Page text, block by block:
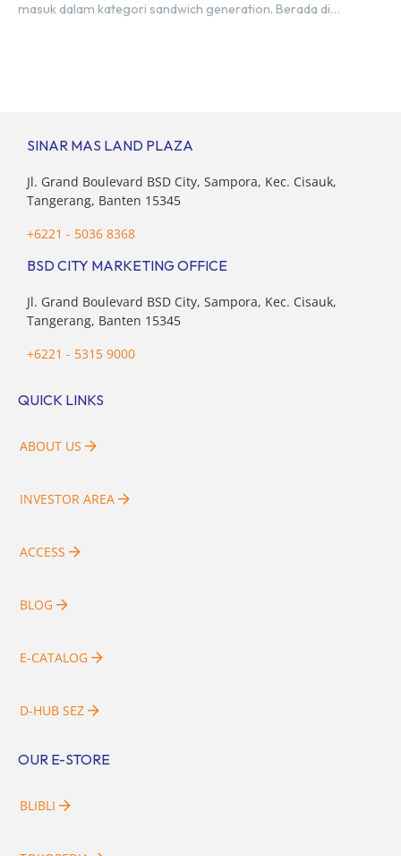
masuk dalam kategori sandwich generation. Berada di
SINAR MAS LAND PLAZA
Jl. Grand Boulevard BSD City, Sampora, Kec. Cisauk,
Tangerang, Banten 15345
+6221 - 5036 8368
BSD CITY MARKETING OFFICE
Jl. Grand Boulevard BSD City, Sampora, Kec. Cisauk,
Tangerang, Banten 15345
+6221 - 5315 9000
QUICK LINKS
ABOUT US
INVESTOR AREA
ACCESS
BLOG
E-CATALOG
D-HUB SEZ
OUR E-STORE
BLIBLI